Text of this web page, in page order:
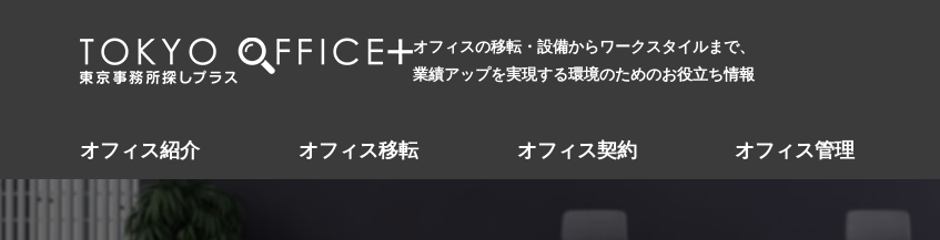
オフィスの移転・設備からワークスタイルまで、
業績アップを実現する環境のためのお役立ち情報
オフィス紹介 オフィス移転 オフィス契約 オフィス管理